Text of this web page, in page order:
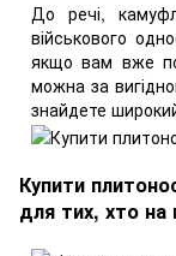
До речі,
військового
якщо вам вже
можна за
знайдете
Купити
для тих, хто на